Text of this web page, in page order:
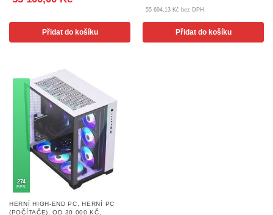
Přidat do košíku
55 694,13 Kč bez DPH
Přidat do košíku
274
FPS
HERNÍ HIGH-END PC ,HERNÍ PC
(POČÍTAČE) ,OD 30 000 KČ